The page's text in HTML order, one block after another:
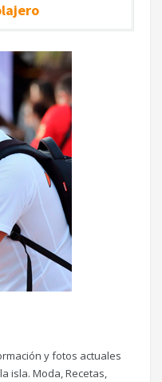
y fotos actuales
isla. Moda, Recetas,